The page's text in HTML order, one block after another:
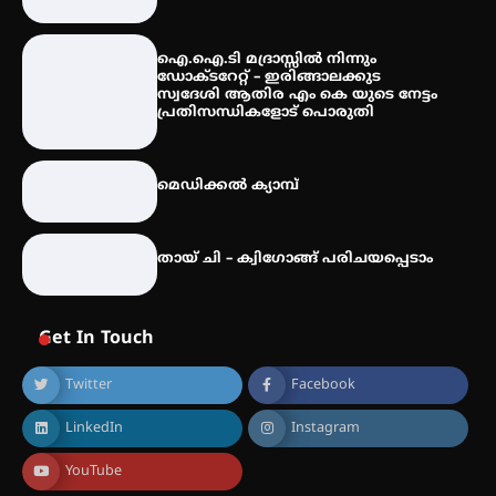
കോമേഴ്സ് എക്സ്പോയുമായി
എസ് എൻ ഹയർ സെക്കൻഡറി
വിദ്യാർത്ഥികൾ
സർഗ്ഗസാഹിതി- കവിതാസംഗമം
2026 കവിതാ ചർച്ച കാട്ടൂർ, ടി. കെ.
ഐ.ഐ.ടി മദ്രാസ്സിൽ നിന്നും
ഡോക്ടറേറ്റ് – ഇരിങ്ങാലക്കുട
സ്വദേശി ആതിര എം കെ യുടെ നേട്ടം
പ്രതിസന്ധികളോട് പൊരുതി
മെഡിക്കൽ ക്യാമ്പ്
തായ് ചി – ക്വിഗോങ്ങ് പരിചയപ്പെടാം
Get In Touch
Twitter Facebook
LinkedIn Instagram
YouTube